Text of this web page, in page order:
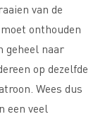
van de
onthouden
geheel naar
op dezelfde
Wees dus
een veel